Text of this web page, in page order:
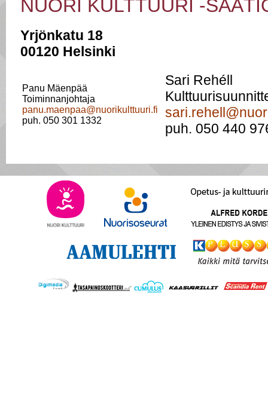
NUORI KULTTUURI -
Yrjönkatu 18
00120 Helsinki
Panu Mäenpää
Toiminnanjohtaja
panu.maenpaa@nuorikulttuuri.fi
puh. 050 301 1332
Sari Rehéll
puh. 050 440